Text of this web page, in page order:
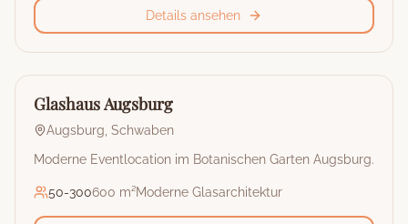
Details ansehen
🏰
Restaurant & Eventlocation
Glashaus Augsburg
Augsburg Schwaben
Moderne Eventlocation im Botanischen Garten Augsburg.
50-300600 m²Moderne Glasarchitektur